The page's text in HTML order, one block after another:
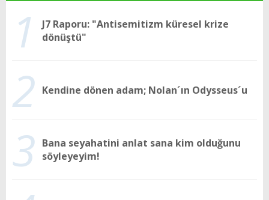
1
J7 Raporu: "Antisemitizm küresel krize
dönüştü"
2 Kendine dönen adam; Nolan´ın Odysseus´u
3 Bana seyahatini anlat sana kim olduğunu
söyleyeyim!